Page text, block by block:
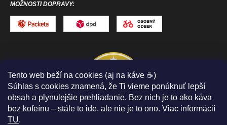
Tento web beží na cookies (aj na káve ☕)
Súhlas s cookies znamená, že Ti vieme ponúknuť lepší
obsah a plynulejšie prehliadanie. Bez nich je to ako káva
bez kofeínu – stále to ide, ale nie je to ono. Viac informácií
TU.
MOŽNOSTI DOPRAVY: